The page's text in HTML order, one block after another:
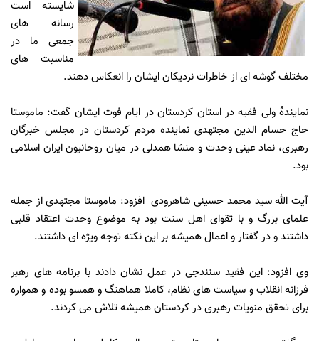
شایسته است
رسانه های
جمعی ما در
مناسبت های
مختلف گوشه ای از خاطرات نزدیکان ایشان را انعکاس دهند.
نمایندۀ ولی فقیه در استان کردستان در ایام فوت ایشان گفت: ماموستا
حاج حسام الدین مجتهدی نماینده مردم کردستان در مجلس خبرگان
رهبری، نماد عینی وحدت و منشا همدلی در میان روحانیون ایران اسلامی
بود.
آیت الله سید محمد حسینی شاهرودی افزود: ماموستا مجتهدی از جمله
علمای بزرگ و با تقوای اهل سنت بود به موضوع وحدت اعتقاد قلبی
داشتند و در گفتار و اعمال همیشه بر این نکته توجه ویژه ای داشتند.
وی افزود: این فقید سنندجی در عمل نشان دادند با برنامه های رهبر
فرزانه انقلاب و سیاست های نظام، کاملا هماهنگ و همسو بوده و همواره
برای تحقق منویات رهبری در کردستان همیشه تلاش می کردند.